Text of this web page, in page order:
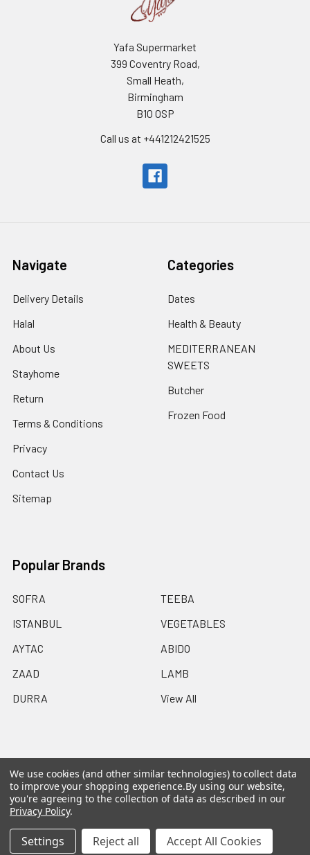
Yafa Supermarket
399 Coventry Road,
Small Heath,
Birmingham
B10 0SP
Call us at +441212421525
Navigate
Delivery Details
Halal
About Us
Stayhome
Return
Terms & Conditions
Privacy
Contact Us
Sitemap
Categories
Dates
Health & Beauty
MEDITERRANEAN
SWEETS
Butcher
Frozen Food
Popular Brands
SOFRA
ISTANBUL
AYTAC
ZAAD
DURRA
TEEBA
VEGETABLES
ABIDO
LAMB
View All
©2026Ammo Delivers Birmingham.Powered by
BigCommerce. Theme designed byPapathemes.
We use cookies (and other similar technologies) to collect data
to improve your shopping experience.By using our website,
you're agreeing to the collection of data as described in our
Privacy Policy.
Settings Reject all Accept All Cookies